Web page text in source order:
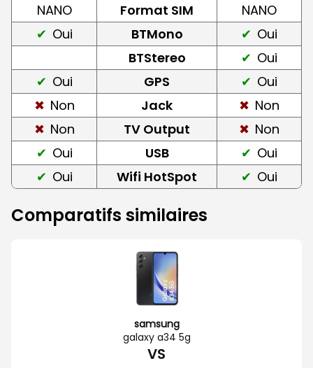
NANO Format SIM
NANO
Oui
BTMono
Oui
BTStereo
Oui
Oui
GPS
Oui
Non
Jack
Non
Non
TV Output
Non
Oui
USB
Oui
Oui
Wifi HotSpot Oui
Comparatifs similaires
samsung
galaxy a34 5g
VS